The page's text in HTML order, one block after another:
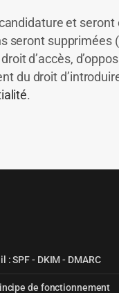
et
seront
d’accès,
du droit
.
: SPF - DKIM - DMARC
de fonctionnement